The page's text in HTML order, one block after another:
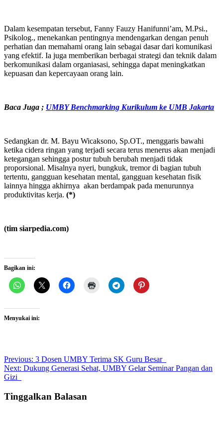
Dalam kesempatan tersebut, Fanny Fauzy Hanifunni’am, M.Psi.,
Psikolog., menekankan pentingnya mendengarkan dengan penuh
perhatian dan memahami orang lain sebagai dasar dari komunikasi
yang efektif. Ia juga memberikan berbagai strategi dan teknik dalam
berkomunikasi dalam organiasasi, sehingga dapat meningkatkan
kepuasan dan kepercayaan orang lain.
Baca Juga ; UMBY Benchmarking Kurikulum ke UMB Jakarta
Sedangkan dr. M. Bayu Wicaksono, Sp.OT., menggaris bawahi
ketika cidera ringan yang terjadi secara terus menerus akan menjadi
ketegangan sehingga postur tubuh berubah menjadi tidak
proporsional. Misalnya nyeri, bungkuk, tremor di bagian tubuh
tertentu, gangguan kesehatan mental, gangguan kesehatan fisik
lainnya hingga akhirnya akan berdampak pada menurunnya
produktivitas kerja. (*)
(tim siarpedia.com)
Bagikan ini:
Menyukai ini:
Post
navigation
Previous: 3 Dosen UMBY Terima SK Guru Besar
Next: Dukung Generasi Sehat, UMBY Gelar Seminar Pangan dan
Gizi
Tinggalkan Balasan